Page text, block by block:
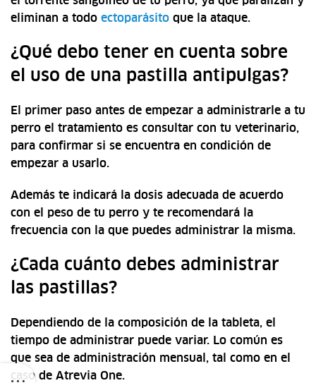
eliminan a todo ectoparásito que la ataque.
¿Qué debo tener en cuenta sobre
el uso de una pastilla antipulgas?
El primer paso antes de empezar a administrarle a tu
perro el tratamiento es consultar con tu veterinario,
para confirmar si se encuentra en condición de
empezar a usarlo.
Además te indicará la dosis adecuada de acuerdo
con el peso de tu perro y te recomendará la
frecuencia con la que puedes administrar la misma.
¿Cada cuánto debes administrar
las pastillas?
Dependiendo de la composición de la tableta, el
tiempo de administrar puede variar. Lo común es
que sea de administración mensual, tal como en el
caso de Atrevia One.